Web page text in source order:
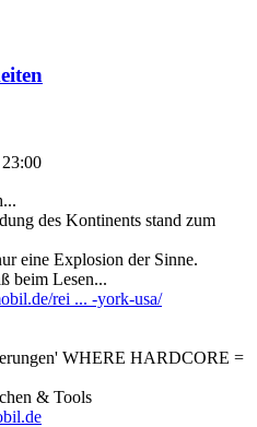
des Kontinents stand zum
eine Explosion der Sinne.
beim Lesen...
rei ... -york-usa/
WHERE HARDCORE =
& Tools